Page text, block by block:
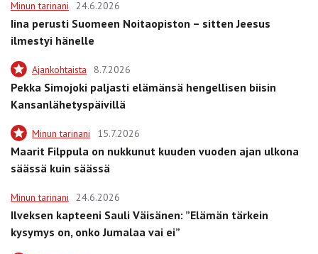
Minun tarinani 24.6.2026
Iina perusti Suomeen Noitaopiston – sitten Jeesus
ilmestyi hänelle
Ajankohtaista 8.7.2026
Pekka Simojoki paljasti elämänsä hengellisen biisin
Kansanlähetyspäivillä
Minun tarinani 15.7.2026
Maarit Filppula on nukkunut kuuden vuoden ajan ulkona
säässä kuin säässä
Minun tarinani 24.6.2026
Ilveksen kapteeni Sauli Väisänen: ”Elämän tärkein
kysymys on, onko Jumalaa vai ei”